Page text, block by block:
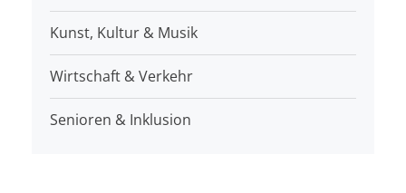
Kunst, Kultur & Musik
Wirtschaft & Verkehr
Senioren & Inklusion